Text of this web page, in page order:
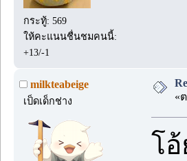
กระทู้: 569
ให้คะแนนชื่นชมคนนี้:
+13/-1
milkteabeige
เป็ดเด็กช่าง
«
โ